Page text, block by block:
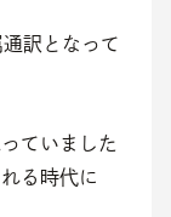
訳となって
ていました
る時代に